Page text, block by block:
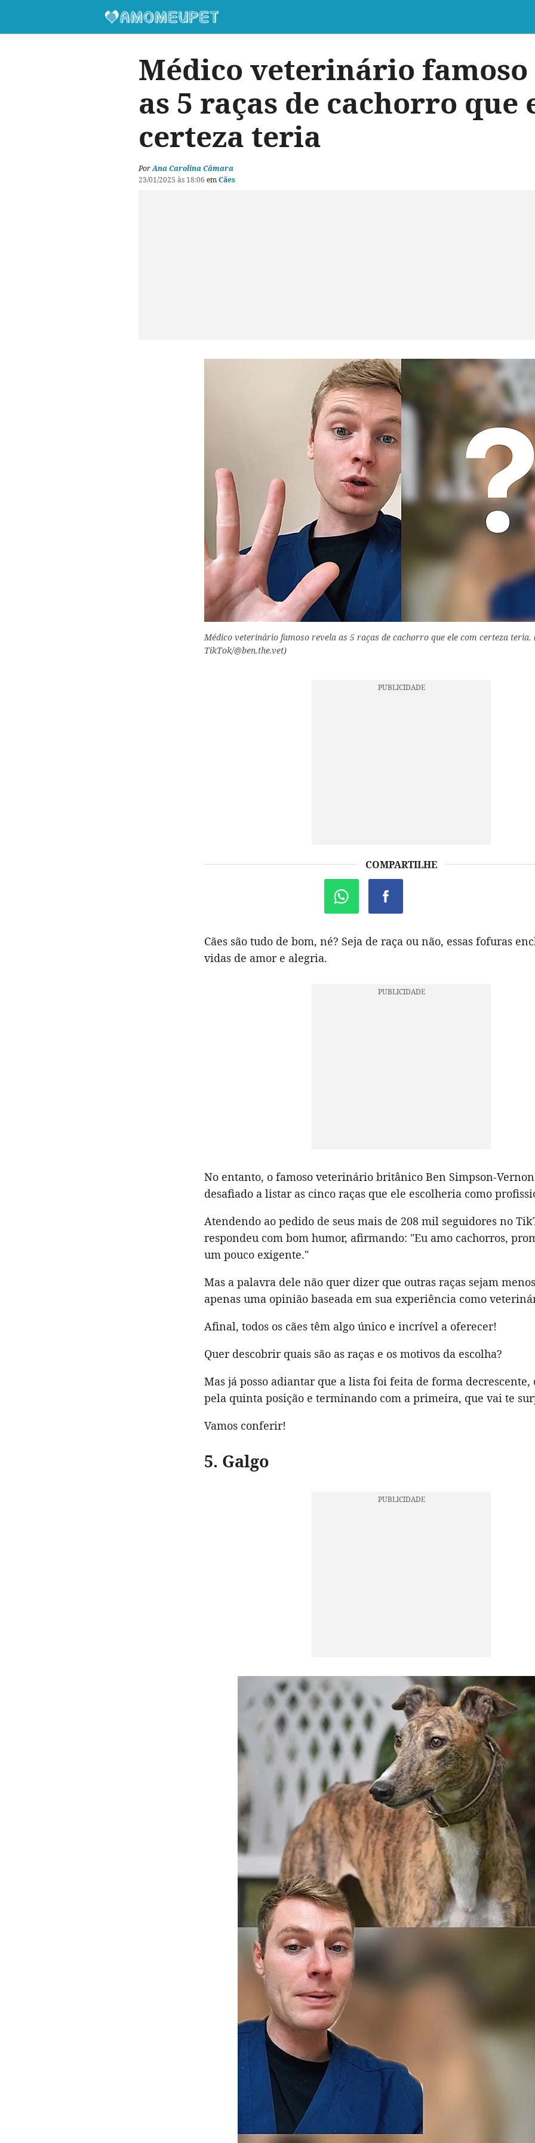
Médico veterinário
as 5 raças de cachorro que
certeza teria
PorAna Carolina Câmara
23/01/2025 às 18:06 emCães
Médico veterinário famoso revela as 5 raças de cachorro que ele com certeza teria.
TikTok/@ben.the.vet)
COMPARTILHE
Cães são tudo de bom, né? Seja de raça ou não, essas fofuras
vidas de amor e alegria.
No entanto, o famoso veterinário britânico Ben Simpson-
desafiado a listar as cinco raças que ele escolheria como
Atendendo ao pedido de seus mais de 208 mil seguidores no
respondeu com bom humor, afirmando: "Eu amo cachorros,
um pouco exigente."
Mas a palavra dele não quer dizer que outras raças sejam
apenas uma opinião baseada em sua experiência como
Afinal, todos os cães têm algo único e incrível a oferecer!
Quer descobrir quais são as raças e os motivos da escolha?
Mas já posso adiantar que a lista foi feita de forma decrescente,
pela quinta posição e terminando com a primeira, que vai te
Vamos conferir!
5. Galgo